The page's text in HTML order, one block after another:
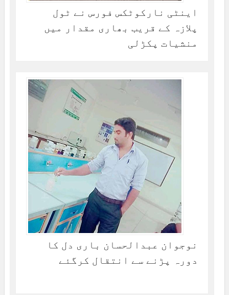
اینٹی نارکوٹکس فورس نے ٹول
پلازہ کے قریب بھاری مقدار میں
منشیات پکڑلی
نوجوان عبدالحسان باری دل کا
دورہ پڑنے سے انتقال کرگئے